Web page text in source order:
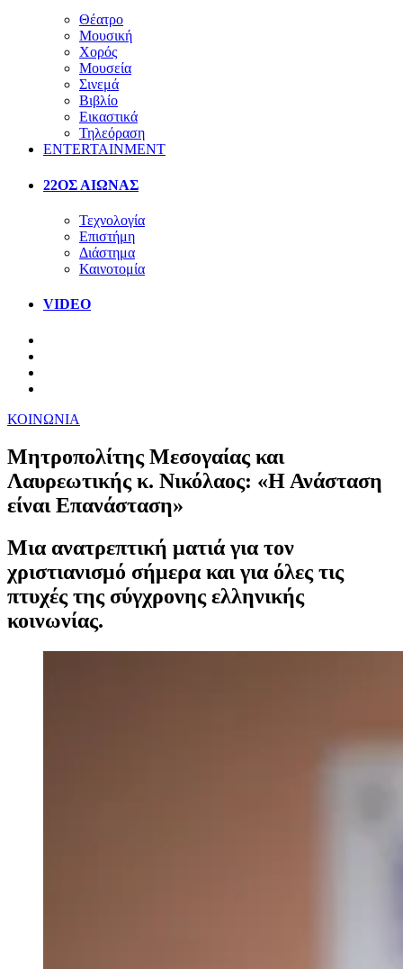
Θέατρο
Μουσική
Χορός
Μουσεία
Σινεμά
Βιβλίο
Εικαστικά
Τηλεόραση
ENTERTAINMENT
22ΟΣ ΑΙΩΝΑΣ
Τεχνολογία
Επιστήμη
Διάστημα
Καινοτομία
VIDEO
ΚΟΙΝΩΝΙΑ
Μητροπολίτης Μεσογαίας και
Λαυρεωτικής κ. Νικόλαος: «Η Ανάσταση
είναι Επανάσταση»
Μια ανατρεπτική ματιά για τον
χριστιανισμό σήμερα και για όλες τις
πτυχές της σύγχρονης ελληνικής
κοινωνίας.